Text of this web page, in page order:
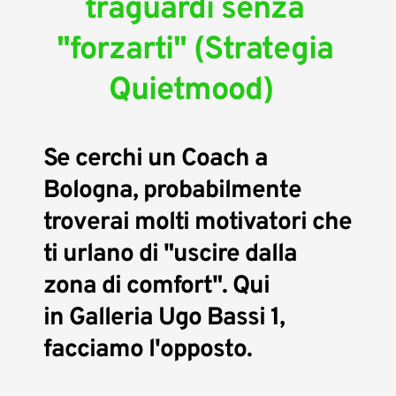
traguardi senza
"forzarti" (Strategia
Quietmood)
Se cerchi un Coach a
Bologna, probabilmente
troverai molti motivatori che
ti urlano di "uscire dalla
zona di comfort". Qui
in Galleria Ugo Bassi 1,
facciamo l'opposto.